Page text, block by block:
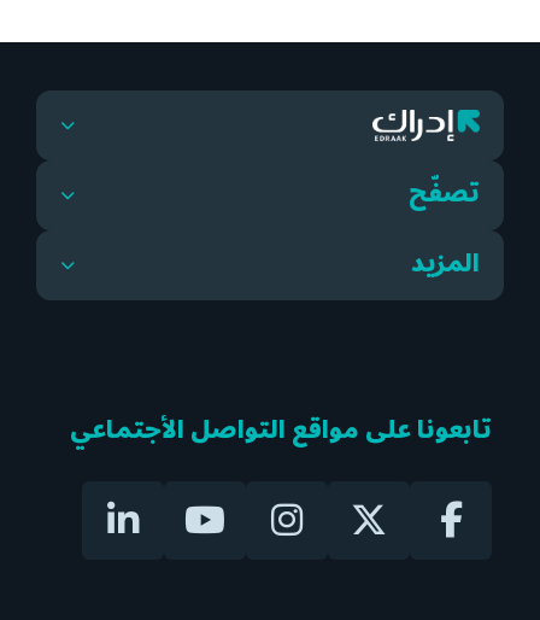
تصفّح
المزيد
تابعونا على مواقع التواصل الأجتماعي